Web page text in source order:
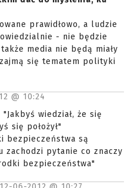
prawidłowo, a ludzie
- nie będzie
media nie będą miały
się tematem polityki
@ 10:24
wiedział, że się
się położył"
bezpieczeństwa są
zachodzi pytanie co znaczy
bezpieczeństwa"